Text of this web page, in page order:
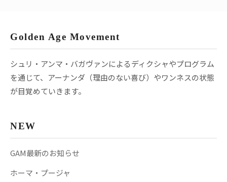
Golden Age Movement
シュリ・アンマ・バガヴァンによるディクシャやプログラム
を通じて、アーナンダ（理由のない喜び）やワンネスの状態
が目覚めていきます。
NEW
GAM最新のお知らせ
ホーマ・プージャ